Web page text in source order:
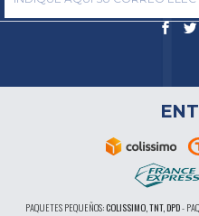
PAQUETES PEQUEÑOS:COLISSIMO, TNT, DPD-